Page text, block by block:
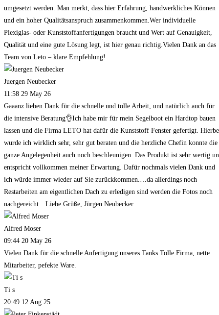
umgesetzt werden. Man merkt, dass hier Erfahrung, handwerkliches Können
und ein hoher Qualitätsanspruch zusammenkommen.Wer individuelle
Plexiglas- oder Kunststoffanfertigungen braucht und Wert auf Genauigkeit,
Qualität und eine gute Lösung legt, ist hier genau richtig.Vielen Dank an das
Team von Leto – klare Empfehlung!
Juergen Neubecker
11:58 29 May 26
Gaaanz lieben Dank für die schnelle und tolle Arbeit, und natürlich auch für
die intensive Beratung👌Ich habe mir für mein Segelboot ein Hardtop bauen
lassen und die Firma LETO hat dafür die Kunststoff Fenster gefertigt.
wurde ich wirklich sehr, sehr gut beraten und die herzliche Chefin konnte die
ganze Angelegenheit auch noch beschleunigen. Das Produkt ist sehr wertig
entspricht vollkommen meiner Erwartung. Dafür nochmals vielen Dank und
ich würde immer wieder auf Sie zurückkommen.…da allerdings noch
Restarbeiten am eigentlichen Dach zu erledigen sind werden die Fotos noch
nachgereicht…Liebe Grüße, Jürgen Neubecker
Alfred Moser
09:44 20 May 26
Vielen Dank für die schnelle Anfertigung unseres Tanks.Tolle Firma, nette
Mitarbeiter, pefekte Ware.
Ti s
20:49 12 Aug 25